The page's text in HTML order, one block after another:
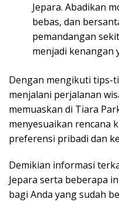
Jepara. Abadikan
bebas, dan
pemandangan
menjadi kenangan
Dengan mengikuti tips-
menjalani perjalanan
memuaskan di Tiara
menyesuaikan rencana
preferensi pribadi dan
Demikian informasi
Jepara serta beberapa
bagi Anda yang sudah